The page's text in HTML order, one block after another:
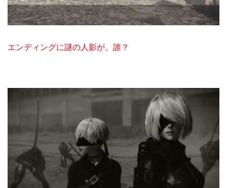
エンディングに謎の人影が。誰？